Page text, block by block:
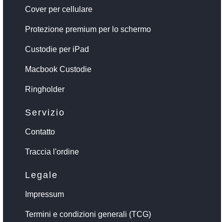
Cover per cellulare
Protezione premium per lo schermo
Custodie per iPad
Macbook Custodie
Ringholder
Servizio
Contatto
Traccia l'ordine
Legale
Impressum
Termini e condizioni generali (TCG)